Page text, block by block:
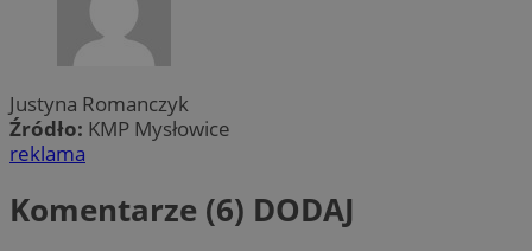
Justyna Romanczyk
Źródło: KMP Mysłowice
reklama
Komentarze (6) DODAJ